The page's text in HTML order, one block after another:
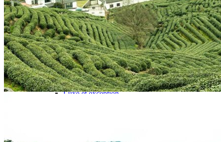
Circuits
Organisation
Circuits sur mesure
Nos Petits Groupes
Ambiance
Classique et incontournables
Culture & expériences
Nature et grands paysages
Famille et enfants
Trekking et aventure
Luxe et exception